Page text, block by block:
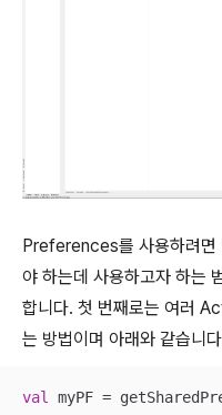
Preferences를 사용하려
야 하는데 사용하고자 하는
합니다. 첫 번째로는 여러
는 방법이며 아래와 같습니
val myPF =